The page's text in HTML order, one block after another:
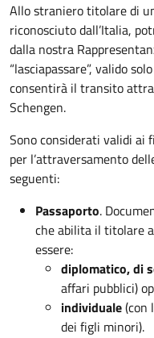
Allo straniero titolare di
riconosciuto dall’Italia,
dalla nostra
“lasciapassare”, valido
consentirà il transito
Schengen.
Sono considerati validi ai
per l’attraversamento
seguenti:
Passaporto.
che abilita il titolare
essere:
diplomatico, di
affari pubblici)
individuale(con
dei figli minori).